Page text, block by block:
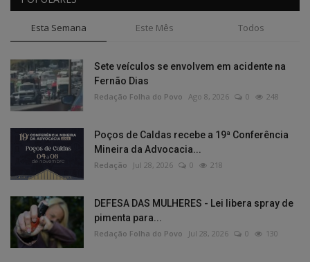
Esta Semana Este Mês Todos
Sete veículos se envolvem em acidente na
Fernão Dias
Redação Folha do Povo Ago 8, 2026 0 248
Poços de Caldas recebe a 19ª Conferência
Mineira da Advocacia...
Redação Jul 28, 2026 0 218
DEFESA DAS MULHERES - Lei libera spray de
pimenta para...
Redação Folha do Povo Jul 28, 2026 0 130